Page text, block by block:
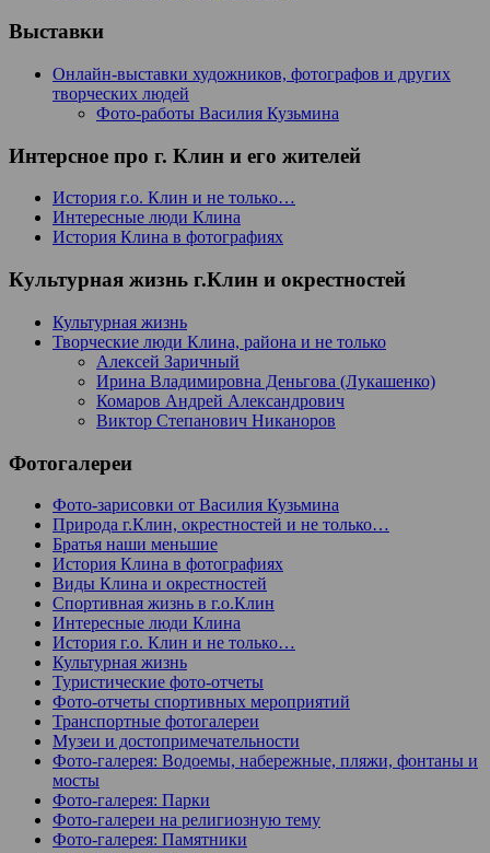
Выставки
Онлайн-выставки художников, фотографов и других
творческих людей
Фото-работы Василия Кузьмина
Интерсное про г. Клин и его жителей
История г.о. Клин и не только…
Интересные люди Клина
История Клина в фотографиях
Культурная жизнь г.Клин и окрестностей
Культурная жизнь
Творческие люди Клина, района и не только
Алексей Заричный
Ирина Владимировна Деньгова (Лукашенко)
Комаров Андрей Александрович
Виктор Степанович Никаноров
Фотогалереи
Фото-зарисовки от Василия Кузьмина
Природа г.Клин, окрестностей и не только…
Братья наши меньшие
История Клина в фотографиях
Виды Клина и окрестностей
Спортивная жизнь в г.о.Клин
Интересные люди Клина
История г.о. Клин и не только…
Культурная жизнь
Туристические фото-отчеты
Фото-отчеты спортивных мероприятий
Транспортные фотогалереи
Музеи и достопримечательности
Фото-галерея: Водоемы, набережные, пляжи, фонтаны и
мосты
Фото-галерея: Парки
Фото-галереи на религиозную тему
Фото-галерея: Памятники